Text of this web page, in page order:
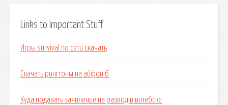
Links to Important Stuff
Игры survival по сети скачать
Скачать рингтоны на айфон 6
Куда подавать заявление на развод в витебске